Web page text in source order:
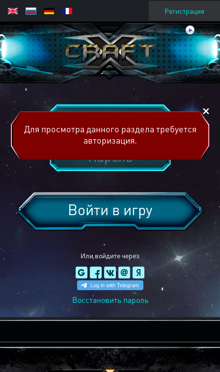
Регистрация
Или войдите через
Войти в игру
Восстановить пароль
Для просмотра данного раздела требуется
авторизация.